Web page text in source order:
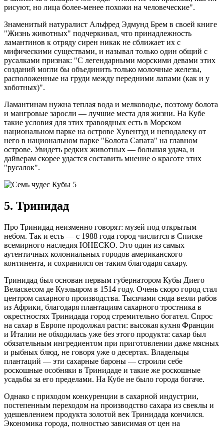
рисуют, но лица более-менее похожи на человеческие".
Знаменитый натуралист Альфред Эдмунд Брем в своей книге
"Жизнь животных" подчеркивал, что принадлежность
ламантинов к отряду сирен никак не сближает их с
мифическими существами, и называл только один общий с
русалками признак: "С легендарными морскими девами этих
созданий могли бы объединить только молочные железы,
расположенные на груди между передними лапами (как и у
хоботных)".
Ламантинам нужна теплая вода и мелководье, поэтому болота
и мангровые заросли — лучшие места для жизни. На Кубе
такие условия для этих травоядных есть в Морском
национальном парке на острове Хувентуд и неподалеку от
него в национальном парке "Болота Сапата" на главном
острове. Увидеть редких животных — большая удача, и
дайверам скорее удастся составить мнение о красоте этих
"русалок".
5. Тринидад
Про Тринидад неизменно говорят: музей под открытым
небом. Так и есть — с 1988 года город числится в Списке
всемирного наследия ЮНЕСКО. Это один из самых
аутентичных колониальных городов американского
континента, и сохранился он таким благодаря сахару.
Тринидад был основан первым губернатором Кубы Диего
Веласкесом де Куэльяром в 1514 году. Очень скоро город стал
центром сахарного производства. Тысячами сюда везли рабов
из Африки, благодаря плантациям сахарного тростника в
окрестностях Тринидада город стремительно богател. Спрос
на сахар в Европе продолжал расти: высокая кухня Франции
и Италии не обходилась уже без этого продукта: сахар был
обязательным ингредиентом при приготовлении даже мясных
и рыбных блюд, не говоря уже о десертах. Владельцы
плантаций — эти сахарные бароны — строили себе
роскошные особняки в Тринидаде и такие же роскошные
усадьбы за его пределами. На Кубе не было города богаче.
Однако с приходом конкуренции в сахарной индустрии,
постепенным переходом на производство сахара из свеклы и
удешевлением продукта золотой век Тринидада кончился.
Экономика города, полностью зависимая от цен на